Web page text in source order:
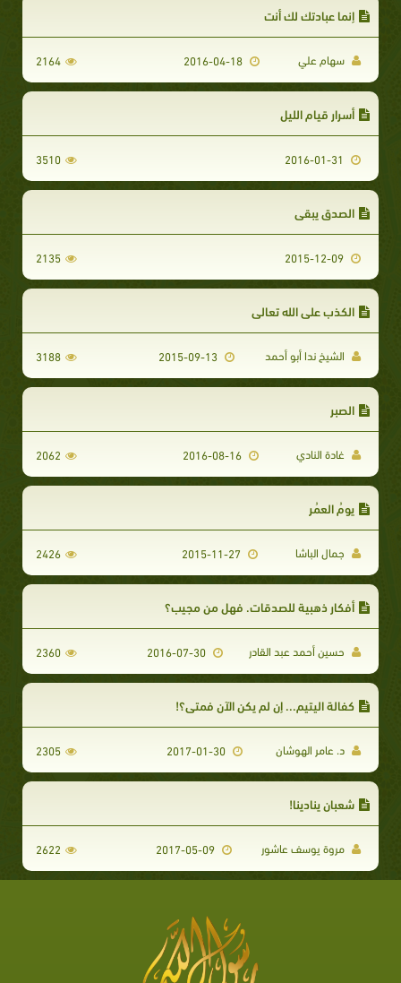
إنما عبادتك لك أنت
سهام علي 2164
أسرار قيام الليل
3510
الصدق يبقى
2135
الكذب على الله تعالى
الشيخ ندا أبو أحمد 3188
الصبر
غادة النادي 2016-08-16
2062
يومُ العمُر
جمال الباشا 2426
أفكار ذهبية للصدقات. فهل من مجيب؟
حسين أحمد عبد القادر 2016-07-30
2360
كفالة اليتيم... إن لم يكن الآن فمتى؟!
د. عامر الهوشان 2305
شعبان ينادينا!
مروة يوسف عاشور 2622